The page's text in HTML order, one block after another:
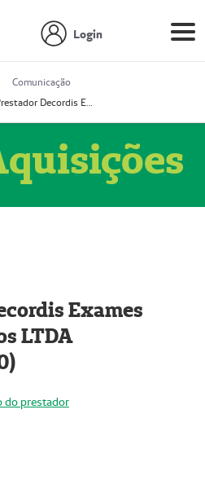
Login
Comunicação
Prestador Decordis Exames Cardiológicos LTDA (51004346-0)
Exames
LTDA
do prestador